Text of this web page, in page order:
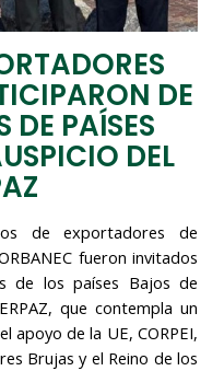
DE
DE PAÍSES
DEL
de exportadores de
fueron invitados
de los países Bajos de
que contempla un
apoyo de la UE, CORPEI,
Brujas y el Reino de los